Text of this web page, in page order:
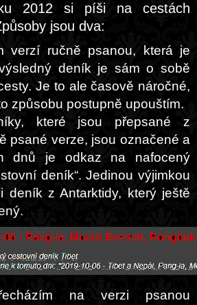
2012 si píši na cestách
jsou dva:
verzí ručně psanou, která je
deník je sám o sobě
Je to ale časově náročné,
způsobu postupně upouštím.
které jsou přepsané z
psané verze, jsou označené a
dnů je odkaz na nafocený
deník“. Jedinou výjimkou
deník z Antarktidy, který ještě
na verzi psanou